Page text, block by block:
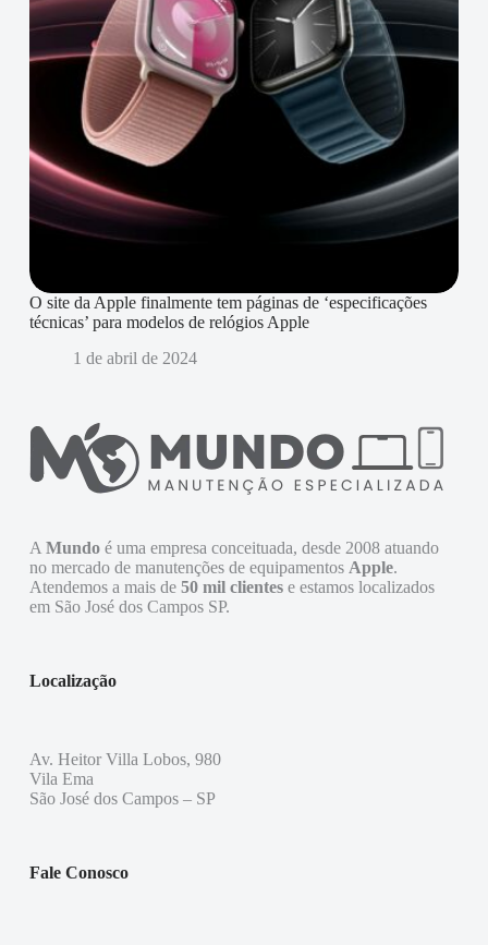
O site da Apple finalmente tem páginas de ‘especificações
técnicas’ para modelos de relógios Apple
1 de abril de 2024
A Mundoé uma empresa conceituada, desde 2008 atuando
no mercado de manutenções de equipamentos Apple.
Atendemos a mais de 50 mil clientese estamos localizados
em São José dos Campos SP.
Localização
Av. Heitor Villa Lobos, 980
Vila Ema
São José dos Campos – SP
Fale Conosco